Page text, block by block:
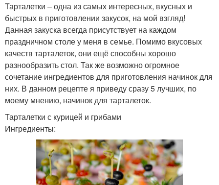
Тарталетки – одна из самых интересных, вкусных и
быстрых в приготовлении закусок, на мой взгляд!
Данная закуска всегда присутствует на каждом
праздничном столе у меня в семье. Помимо вкусовых
качеств тарталеток, они ещё способны хорошо
разнообразить стол. Так же возможно огромное
сочетание ингредиентов для приготовления начинок для
них. В данном рецепте я приведу сразу 5 лучших, по
моему мнению, начинок для тарталеток.
Тарталетки с курицей и грибами
Ингредиенты: